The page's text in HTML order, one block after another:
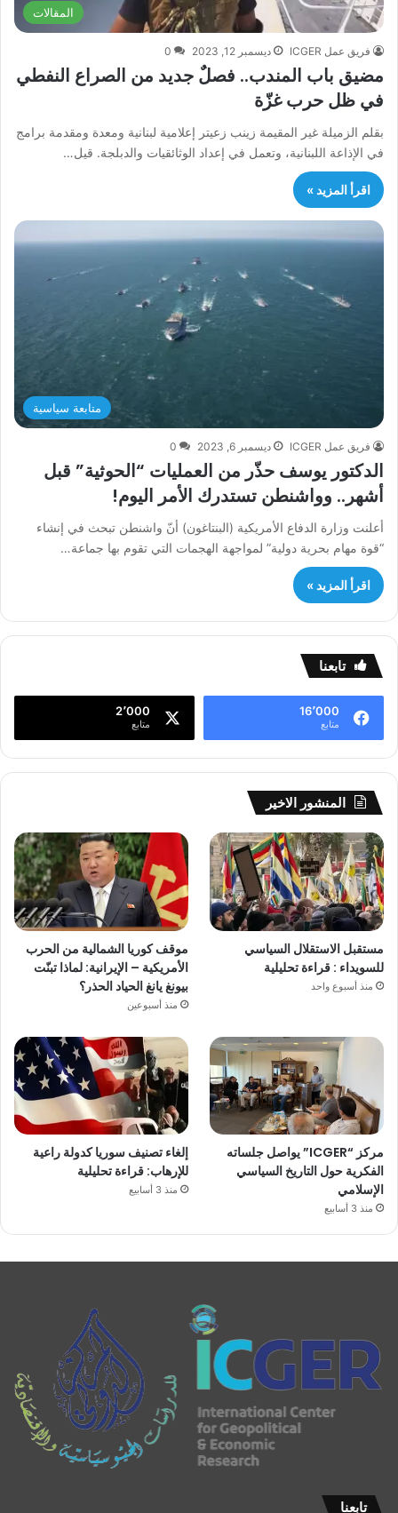
المقالات
فريق عمل ICGER ديسمبر 12, 2023 0
مضيق باب المندب.. فصلٌ جديد من الصراع النفطي
في ظل حرب غزّة
بقلم الزميلة غير المقيمة زينب زعيتر إعلامية لبنانية ومعدة ومقدمة برامج
في الإذاعة اللبنانية، وتعمل في إعداد الوثائقيات والدبلجة. قيل…
اقرأ المزيد »
متابعة سياسية
فريق عمل ICGER ديسمبر 6, 2023 0
الدكتور يوسف حذّر من العمليات “الحوثية” قبل
أشهر.. وواشنطن تستدرك الأمر اليوم!
أعلنت وزارة الدفاع الأمريكية (البنتاغون) أنّ واشنطن تبحث في إنشاء
“قوة مهام بحرية دولية” لمواجهة الهجمات التي تقوم بها جماعة…
اقرأ المزيد »
تابعنا
16٬000
متابع
2٬000
متابع
المنشور الاخير
مستقبل الاستقلال السياسي
للسويداء : قراءة تحليلية
منذ أسبوع واحد
موقف كوريا الشمالية من الحرب
الأمريكية – الإيرانية: لماذا تبنّت
بيونغ يانغ الحياد الحذر؟
منذ أسبوعين
مركز “ICGER” يواصل جلساته
الفكرية حول التاريخ السياسي
الإسلامي
منذ 3 أسابيع
إلغاء تصنيف سوريا كدولة راعية
للإرهاب: قراءة تحليلية
منذ 3 أسابيع
تابعنا